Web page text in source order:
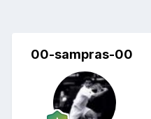
00-sampras-00